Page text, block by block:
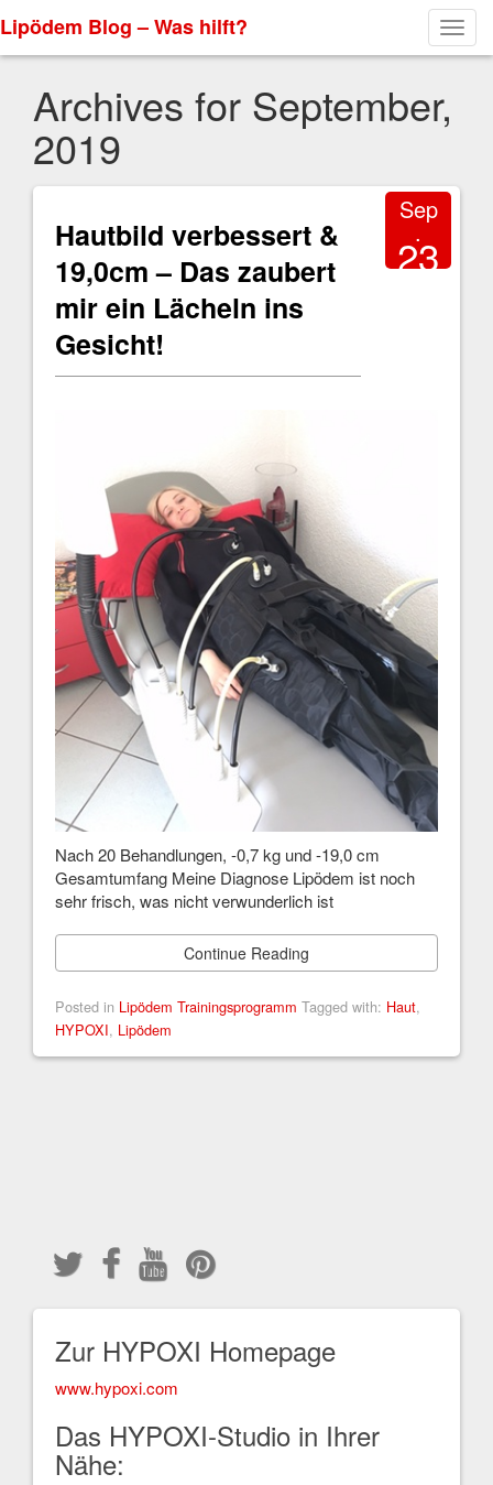
Lipödem Blog – Was hilft?
Archives for September,
2019
Hautbild verbessert &
19,0cm – Das zaubert
mir ein Lächeln ins
Gesicht!
Sep
.
23
Nach 20 Behandlungen, -0,7 kg und -19,0 cm
Gesamtumfang Meine Diagnose Lipödem ist noch
sehr frisch, was nicht verwunderlich ist
Continue Reading
Posted in Lipödem Trainingsprogramm Tagged with: Haut,
HYPOXI, Lipödem
Zur HYPOXI Homepage
www.hypoxi.com
Das HYPOXI-Studio in Ihrer
Nähe: